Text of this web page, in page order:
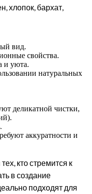
хлопок, бархат,
вид.
свойства.
и уюта.
натуральных
деликатной чистки,
аккуратности и
кто стремится к
в создание
подходят для